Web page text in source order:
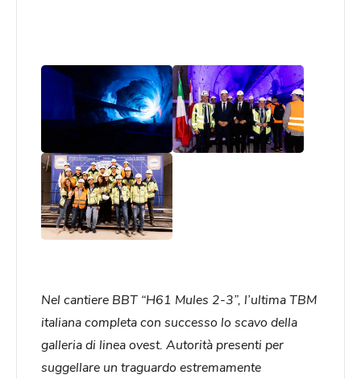
Nel cantiere BBT “H61 Mules 2-3”, l’ultima TBM
italiana completa con successo lo scavo della
galleria di linea ovest. Autorità presenti per
suggellare un traguardo estremamente